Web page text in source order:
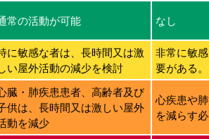
常の活動が可能 なし
に敏感な者は、長時間又は激
い屋外活動の減少を検討
非常に敏
要がある。
臓・肺疾患患者、高齢者及び
供は、長時間又は激しい屋外
動を減少
心疾患や
を減らす必